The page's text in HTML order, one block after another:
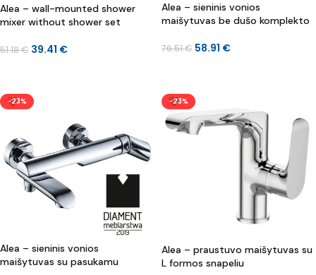
Alea – wall-mounted shower
mixer without shower set
51.18€ 39.41 €
Alea – sieninis vonios
maišytuvas be dušo komplekto
76.51€ 58.91 €
-23%
Alea – sieninis vonios
maišytuvas su pasukamu
-23%
Alea – praustuvo maišytuvas su
L formos snapeliu